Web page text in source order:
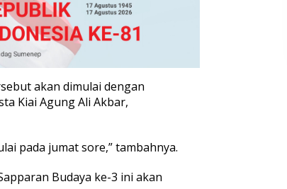
akan dimulai dengan
Kiai Agung Ali Akbar,
pada jumat sore,” tambahnya.
Budaya ke-3 ini akan